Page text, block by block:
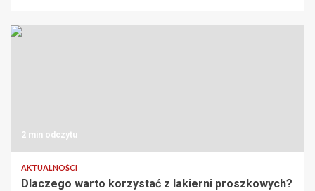
2 min odczytu
AKTUALNOŚCI
Dlaczego warto korzystać z lakierni proszkowych?